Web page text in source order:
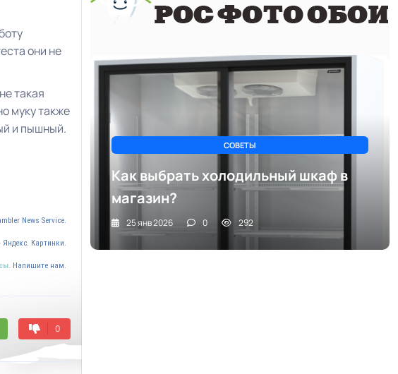
они не
такая
муку также
и пышный.
News Service.
Яндекс. Картинки.
Напишите нам.
0
СОВЕТЫ
Как выбрать холодильный шкаф в
магазин?
25 янв 2026 0 292